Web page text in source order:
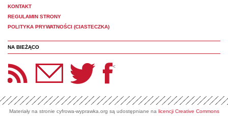
KONTAKT
REGULAMIN STRONY
POLITYKA PRYWATNOŚCI (CIASTECZKA)
NA BIEŻĄCO
Panoptyka Facebook <
Materiały na stronie cyfrowa-wyprawka.org są udostępniane na licencji Creative Commons